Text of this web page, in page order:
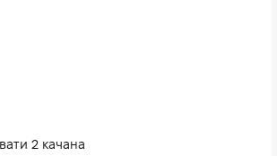
2 качана